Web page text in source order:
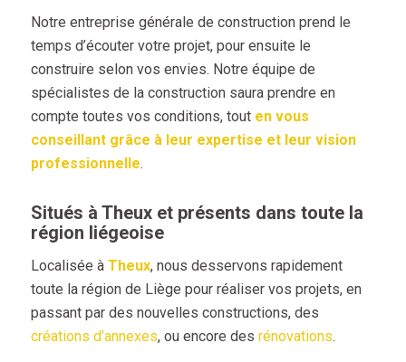
Notre entreprise générale de construction prend le
temps d’écouter votre projet, pour ensuite le
construire selon vos envies. Notre équipe de
spécialistes de la construction saura prendre en
compte toutes vos conditions, tout en vous
conseillant grâce à leur expertise et leur vision
professionnelle.
Situés à Theux et présents dans toute la
région liégeoise
Localisée à Theux, nous desservons rapidement
toute la région de Liège pour réaliser vos projets, en
passant par des nouvelles constructions, des
créations d’annexes, ou encore des rénovations.